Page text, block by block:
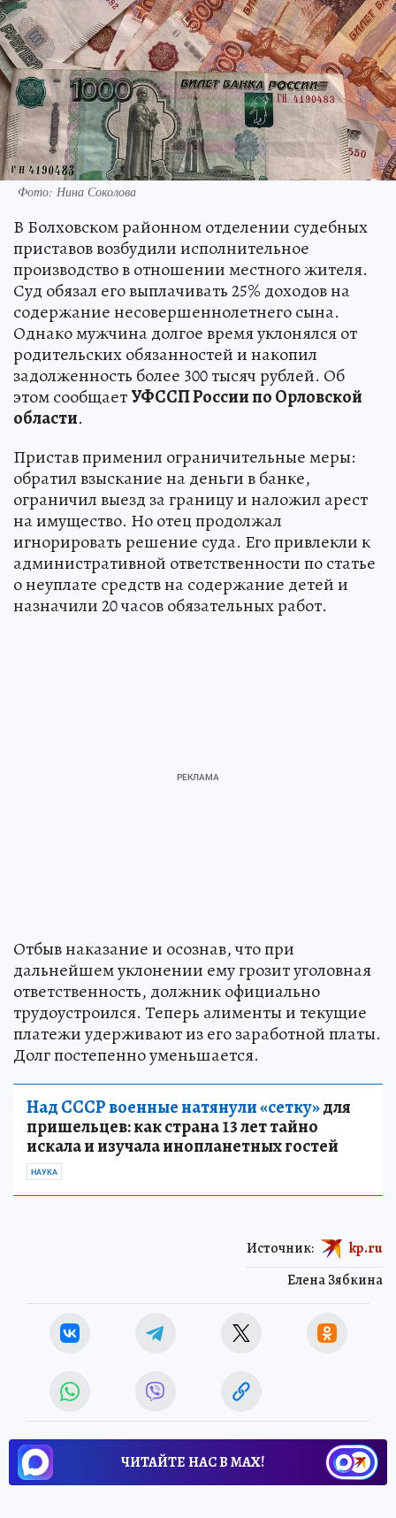
Фото: Нина Соколова
В Болховском районном отделении судебных
приставов возбудили исполнительное
производство в отношении местного жителя.
Суд обязал его выплачивать 25% доходов на
содержание несовершеннолетнего сына.
Однако мужчина долгое время уклонялся от
родительских обязанностей и накопил
задолженность более 300 тысяч рублей. Об
этом сообщаетУФССП России по Орловской
области.
Пристав применил ограничительные меры:
обратил взыскание на деньги в банке,
ограничил выезд за границу и наложил арест
на имущество. Но отец продолжал
игнорировать решение суда. Его привлекли к
административной ответственности по статье
о неуплате средств на содержание детей и
назначили 20 часов обязательных работ.
Отбыв наказание и осознав, что при
дальнейшем уклонении ему грозит уголовная
ответственность, должник официально
трудоустроился. Теперь алименты и текущие
платежи удерживают из его заработной платы.
Долг постепенно уменьшается.
Над СССР военные натянули «сетку»для
пришельцев: как страна 13 лет тайно
искала и изучала инопланетных гостей
НАУКА
Елена Зябкина
Источник: kp.ru
ЧИТАЙТЕ НАС В МАХ!